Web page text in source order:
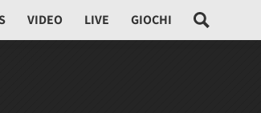
VIDEO LIVE GIOCHI